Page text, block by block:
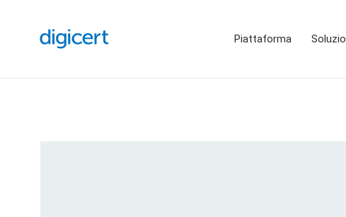
Piattaforma